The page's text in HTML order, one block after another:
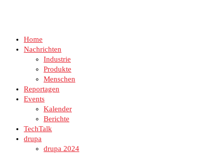
Home
Nachrichten
Industrie
Produkte
Menschen
Reportagen
Events
Kalender
Berichte
TechTalk
drupa
drupa 2024